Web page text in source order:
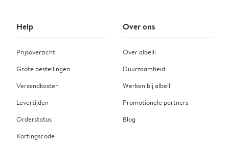
Help
Prijsoverzicht
Grote bestellingen
Verzendkosten
Levertijden
Orderstatus
Kortingscode
Over ons
Over albelli
Duurzaamheid
Werken bij albelli
Promotionele partners
Blog